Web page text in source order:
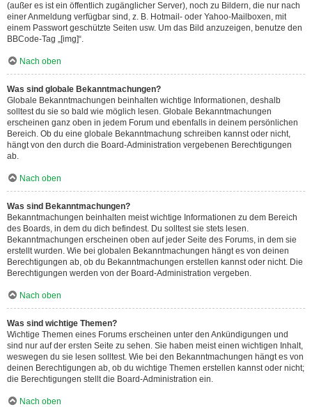
(außer es ist ein öffentlich zugänglicher Server), noch zu Bildern, die nur nach
einer Anmeldung verfügbar sind, z. B. Hotmail- oder Yahoo-Mailboxen, mit
einem Passwort geschützte Seiten usw. Um das Bild anzuzeigen, benutze den
BBCode-Tag „[img]“.
Nach oben
Was sind globale Bekanntmachungen?
Globale Bekanntmachungen beinhalten wichtige Informationen, deshalb
solltest du sie so bald wie möglich lesen. Globale Bekanntmachungen
erscheinen ganz oben in jedem Forum und ebenfalls in deinem persönlichen
Bereich. Ob du eine globale Bekanntmachung schreiben kannst oder nicht,
hängt von den durch die Board-Administration vergebenen Berechtigungen
ab.
Nach oben
Was sind Bekanntmachungen?
Bekanntmachungen beinhalten meist wichtige Informationen zu dem Bereich
des Boards, in dem du dich befindest. Du solltest sie stets lesen.
Bekanntmachungen erscheinen oben auf jeder Seite des Forums, in dem sie
erstellt wurden. Wie bei globalen Bekanntmachungen hängt es von deinen
Berechtigungen ab, ob du Bekanntmachungen erstellen kannst oder nicht. Die
Berechtigungen werden von der Board-Administration vergeben.
Nach oben
Was sind wichtige Themen?
Wichtige Themen eines Forums erscheinen unter den Ankündigungen und
sind nur auf der ersten Seite zu sehen. Sie haben meist einen wichtigen Inhalt,
weswegen du sie lesen solltest. Wie bei den Bekanntmachungen hängt es von
deinen Berechtigungen ab, ob du wichtige Themen erstellen kannst oder nicht;
die Berechtigungen stellt die Board-Administration ein.
Nach oben